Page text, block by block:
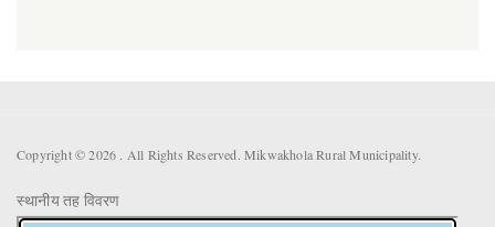
Copyright © 2026 . All Rights Reserved. Mikwakhola Rural Municipality.
स्थानीय तह विवरण